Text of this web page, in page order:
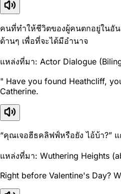
คนที่ทำให้ชีวิตของผู้คนตกอยู่ในอั
ด้านๆ เพื่อที่จะได้มีอำนาจ
แหล่งที่มา: Actor Dialogue
" Have you found Heathcliff,
Catherine.
“คุณเจอฮีธคลิฟฟ์หรือยัง ไอ้บ้า?”
แหล่งที่มา: Wuthering Heights
Right before Valentine's Day?